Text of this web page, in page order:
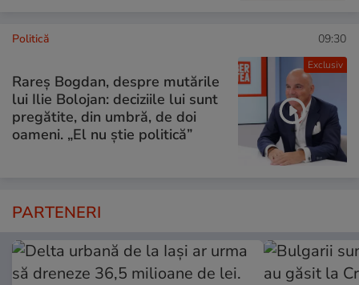
Exclusiv
Politică 09:30
Rareș Bogdan, despre mutările
lui Ilie Bolojan: deciziile lui sunt
pregătite, din umbră, de doi
oameni. „El nu știe politică”
PARTENERI